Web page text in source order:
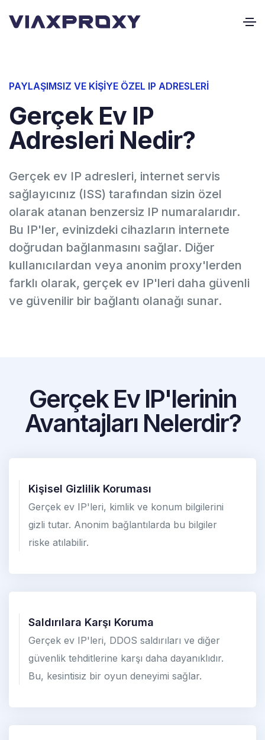
PAYLAŞIMSIZ VE KIŞIYE ÖZEL IP ADRESLERI
Gerçek Ev IP
Adresleri Nedir?
Gerçek ev IP adresleri, internet servis
sağlayıcınız (ISS) tarafından sizin özel
olarak atanan benzersiz IP numaralarıdır.
Bu IP'ler, evinizdeki cihazların internete
doğrudan bağlanmasını sağlar. Diğer
kullanıcılardan veya anonim proxy'lerden
farklı olarak, gerçek ev IP'leri daha güvenli
ve güvenilir bir bağlantı olanağı sunar.
Gerçek Ev IP'lerinin
Avantajları Nelerdir?
Kişisel Gizlilik Koruması
Gerçek ev IP'leri, kimlik ve konum bilgilerini
gizli tutar. Anonim bağlantılarda bu bilgiler
riske atılabilir.
Saldırılara Karşı Koruma
Gerçek ev IP'leri, DDOS saldırıları ve diğer
güvenlik tehditlerine karşı daha dayanıklıdır.
Bu, kesintisiz bir oyun deneyimi sağlar.